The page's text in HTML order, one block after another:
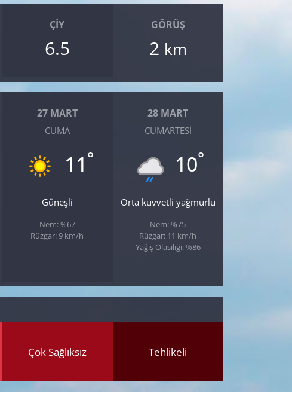
ÇIY
6.5
GÖRÜŞ
2 km
27 MART
CUMA
11 °
Güneşli
Nem: %67
Rüzgar: 9 km/h
28 MART
CUMARTESI
10°
Orta kuvvetli yağmurlu
Nem: %75
Rüzgar: 11 km/h
Yağış Olasılığı: %86
Çok Sağlıksız Tehlikeli